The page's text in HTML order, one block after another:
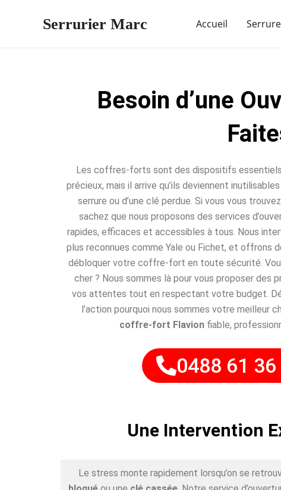
Serrurier Marc Accueil
Besoin d’une
Les coffres-forts sont des dispositifs
précieux, mais il arrive qu’ils deviennent
serrure ou d’une clé perdue. Si vous vous
sachez que nous proposons des services
rapides, efficaces et accessibles à tous. Nous
plus reconnues comme Yale ou Fichet, et offrons
débloquer votre coffre-fort en toute sécurité.
cher ? Nous sommes là pour vous proposer des
vos attentes tout en respectant votre budget.
l’action pourquoi nous sommes votre meilleur
coffre-fort Flavion fiable,
0488 61 36
Une Intervention
Le stress monte rapidement lorsqu’on se